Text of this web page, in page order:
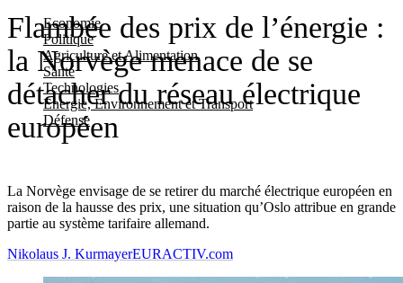
Economie
Politique
Agriculture et Alimentation
Santé
Technologies
Energie, Environnement et Transport
Défense
Flambée des prix de l’énergie :
la Norvège menace de se
détacher du réseau électrique
européen
La Norvège envisage de se retirer du marché électrique européen en
raison de la hausse des prix, une situation qu’Oslo attribue en grande
partie au système tarifaire allemand.
Nikolaus J. KurmayerEURACTIV.com